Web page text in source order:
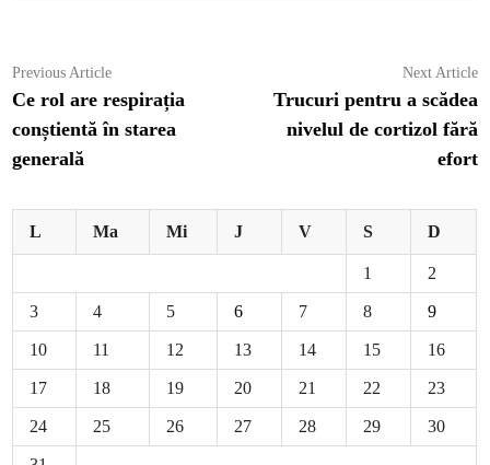
Navigare
în
articole
Previous ArticlePrevious
article:
Ce rol are respirația
conștientă în starea
generală
Next Article
Trucuri pentru a scădea
nivelul de cortizol fără
efort
L Ma Mi J V S D
1 2
3 4 5 6 7 8 9
10 11 12 13 14 15 16
17 18 19 20 21 22 23
24 25 26 27 28 29 30